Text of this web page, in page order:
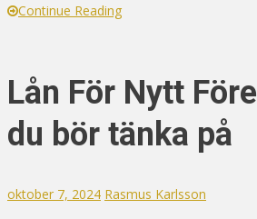
Continue Reading
Lån För Nytt
du bör tänka på
oktober 7, 2024 Rasmus Karlsson